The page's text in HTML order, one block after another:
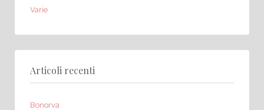
Varie
Articoli recenti
Bonorva